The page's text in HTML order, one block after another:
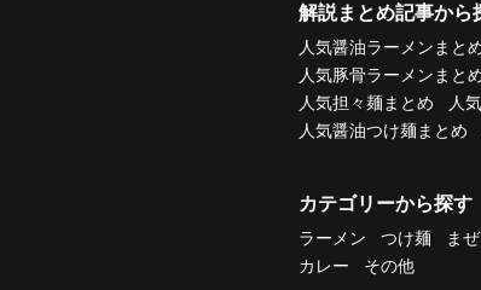
解説まとめ記事から
人気醤油ラーメンまと
人気豚骨ラーメンまと
人気担々麺まとめ
人
人気醤油つけ麺まとめ
カテゴリーから探す
ラーメン つけ麺 ま
カレー
その他